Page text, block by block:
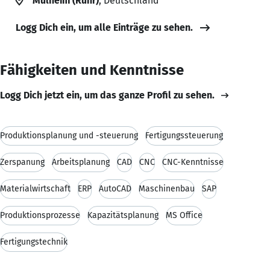
Logg Dich ein, um alle Einträge zu sehen.
Fähigkeiten und Kenntnisse
Logg Dich jetzt ein, um das ganze Profil zu sehen.
Produktionsplanung und -steuerung Fertigungssteuerung
Zerspanung Arbeitsplanung CAD CNC CNC-Kenntnisse
Materialwirtschaft ERP AutoCAD Maschinenbau SAP
Produktionsprozesse Kapazitätsplanung MS Office
Fertigungstechnik